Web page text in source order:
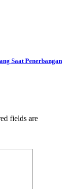
Saat Penerbangan
fields are